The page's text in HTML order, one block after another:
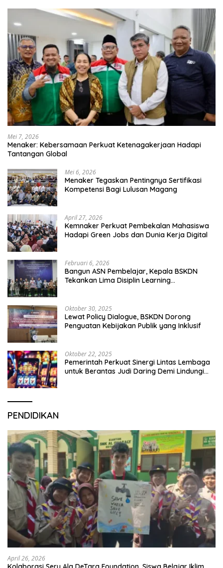
Mei 7, 2026
Menaker: Kebersamaan Perkuat Ketenagakerjaan Hadapi
Tantangan Global
Mei 6, 2026
Menaker Tegaskan Pentingnya Sertifikasi
Kompetensi Bagi Lulusan Magang
April 27, 2026
Kemnaker Perkuat Pembekalan Mahasiswa
Hadapi Green Jobs dan Dunia Kerja Digital
Februari 6, 2026
Bangun ASN Pembelajar, Kepala BSKDN
Tekankan Lima Disiplin Learning
Oktober 30, 2025
Lewat Policy Dialogue, BSKDN Dorong
Penguatan Kebijakan Publik yang Inklusif
Oktober 22, 2025
Pemerintah Perkuat Sinergi Lintas Lembaga
untuk Berantas Judi Daring Demi Lindungi
PENDIDIKAN
April 26, 2026